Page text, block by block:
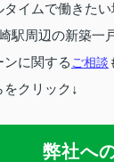
イムで働きた
駅周辺の新築一
に関する ご相談
クリック↓
弊社へ